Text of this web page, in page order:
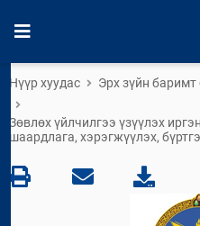
Нүүр хуудас Эрх зүйн баримт
Зөвлөх үйлчилгээ үзүүлэх
шаардлага, хэрэгжүүлэх,